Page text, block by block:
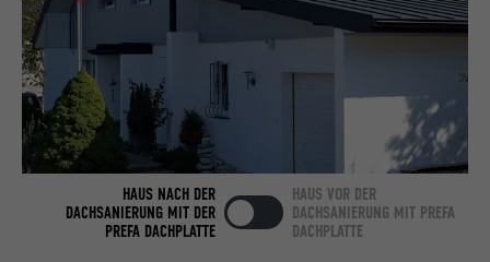
HAUS NACH DER
DACHSANIERUNG MIT DER
PREFA DACHPLATTE
HAUS VOR DER
DACHSANIERUNG MIT PREFA
DACHPLATTE
Zweck
Verwendet vom Social-Networking-Dienst
LinkedIn für die Verfolgung der
Verwendung von eingebetteten
Dienstleistungen.
Name bscookie
Anbieter LinkedIn